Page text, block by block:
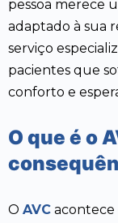
pessoa merece
adaptado à sua
serviço
pacientes que
conforto e
O que é o
O AVC